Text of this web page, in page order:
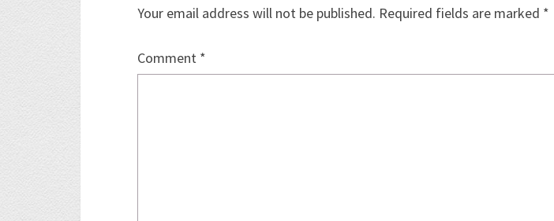
Your email address will not be published. Required fields are marked *
Comment *